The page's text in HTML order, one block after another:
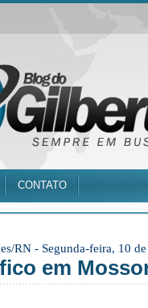
CONTATO
RN - Segunda-feira, 10
em